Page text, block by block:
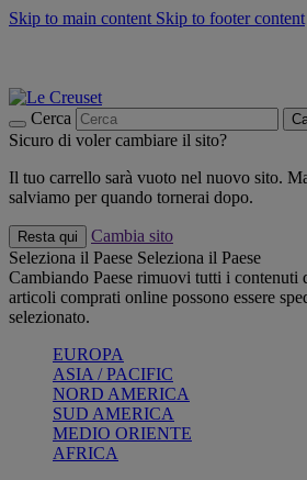
Skip to main content Skip to footer content
Cerca
Sicuro di voler cambiare il sito?
Il tuo carrello sarà vuoto nel nuovo sito.
salviamo per quando tornerai dopo.
Resta qui
Cambia sito
Seleziona il Paese Seleziona il Paese
Cambiando Paese rimuovi tutti i contenuti
articoli comprati online possono essere
selezionato.
EUROPA
ASIA / PACIFIC
NORD AMERICA
SUD AMERICA
MEDIO ORIENTE
AFRICA